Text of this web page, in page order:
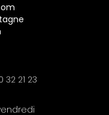
32 21 23